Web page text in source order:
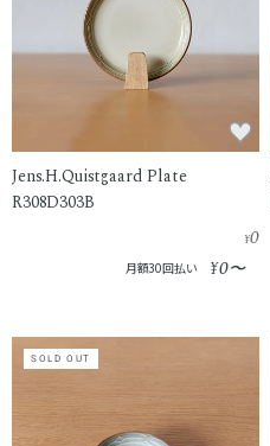
Jens.H.Quistgaard Plate
R308D303B
¥0
月額30回払い ¥0〜
SOLD OUT